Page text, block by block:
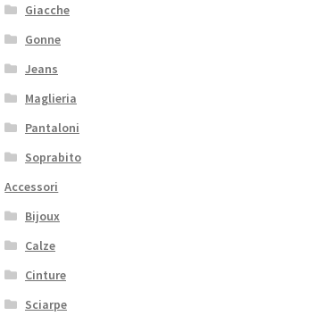
Giacche
Gonne
Jeans
Maglieria
Pantaloni
Soprabito
Accessori
Bijoux
Calze
Cinture
Sciarpe